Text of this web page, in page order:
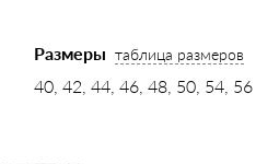
Размеры таблица размеров
40, 42, 44, 46, 48, 50, 54, 56